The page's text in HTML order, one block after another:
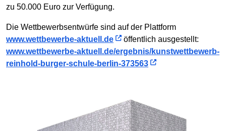
zu 50.000 Euro zur Verfügung.
Die Wettbewerbs­entwürfe sind auf der Plattform
www.wettbewerbe-aktuell.de
öffentlich ausgestellt:
www.wettbewerbe-aktuell.de/ergebnis/kunstwettbewerb-
reinhold-burger-schule-berlin-373563